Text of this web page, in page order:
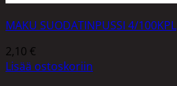
MAKU SUODATINPUSSI 4/100KPL
2,10 €
Lisää ostoskoriin